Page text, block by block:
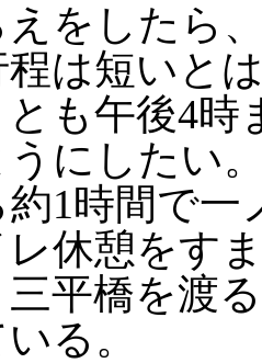
をしたら
程は短いと
も午後4時
にしたい
1時間で一
休憩をす
平橋を渡
る。